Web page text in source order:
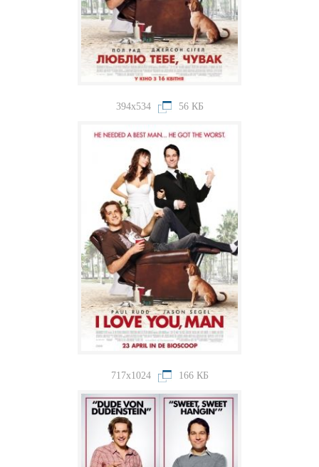
394x534 56 КБ
717x1024 166 КБ